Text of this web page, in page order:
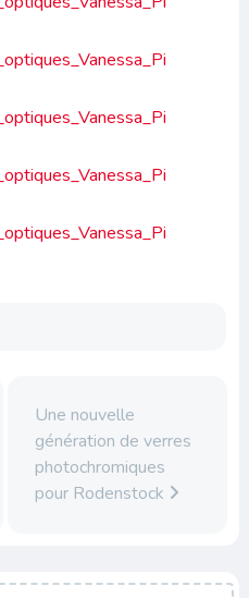
Une nouvelle
génération de verres
photochromiques
pour Rodenstock